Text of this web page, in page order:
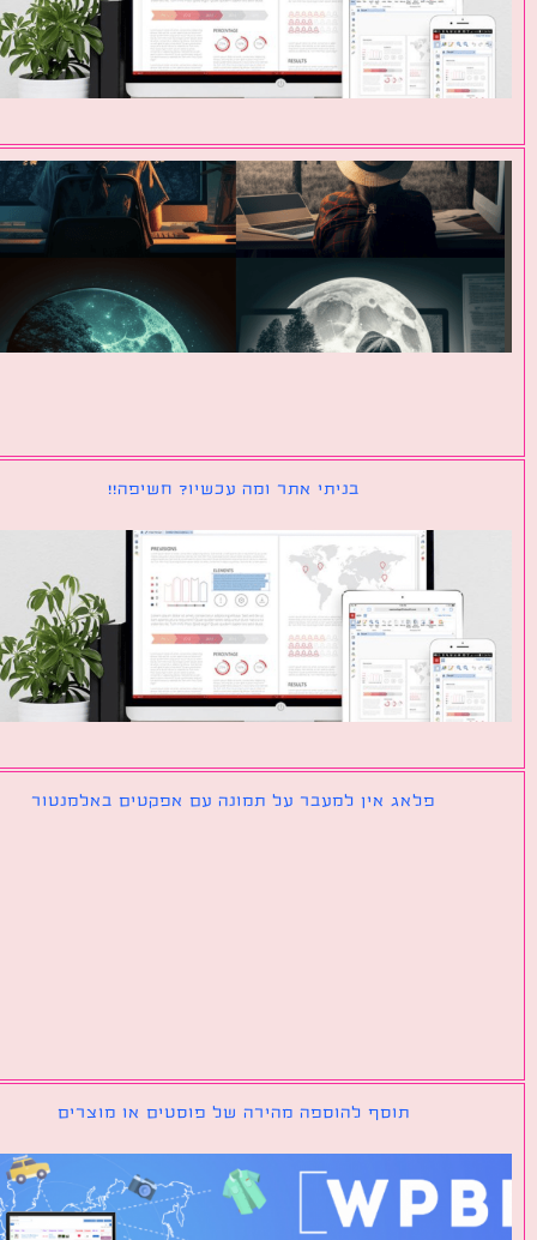
בניתי אתר ומה עכשיו? חשיפה!!
פלאג אין למעבר על תמונה עם אפקטים באלמנטור
תוסף להוספה מהירה של פוסטים או מוצרים